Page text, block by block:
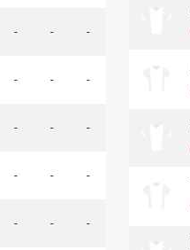
- - -
- - -
- - -
- - -
- - -